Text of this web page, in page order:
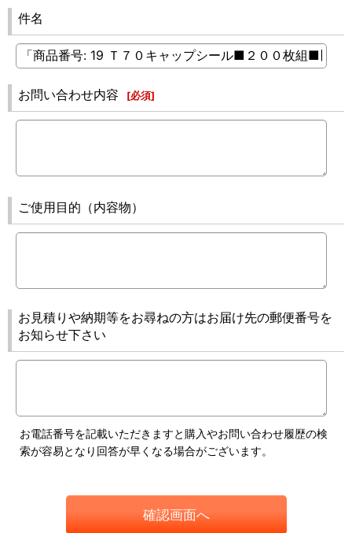
件名
お問い合わせ内容 [必須]
ご使用目的（内容物）
お見積りや納期等をお尋ねの方はお届け先の郵便番号を
お知らせ下さい
お電話番号を記載いただきますと購入やお問い合わせ履歴の検
索が容易となり回答が早くなる場合がございます。
確認画面へ